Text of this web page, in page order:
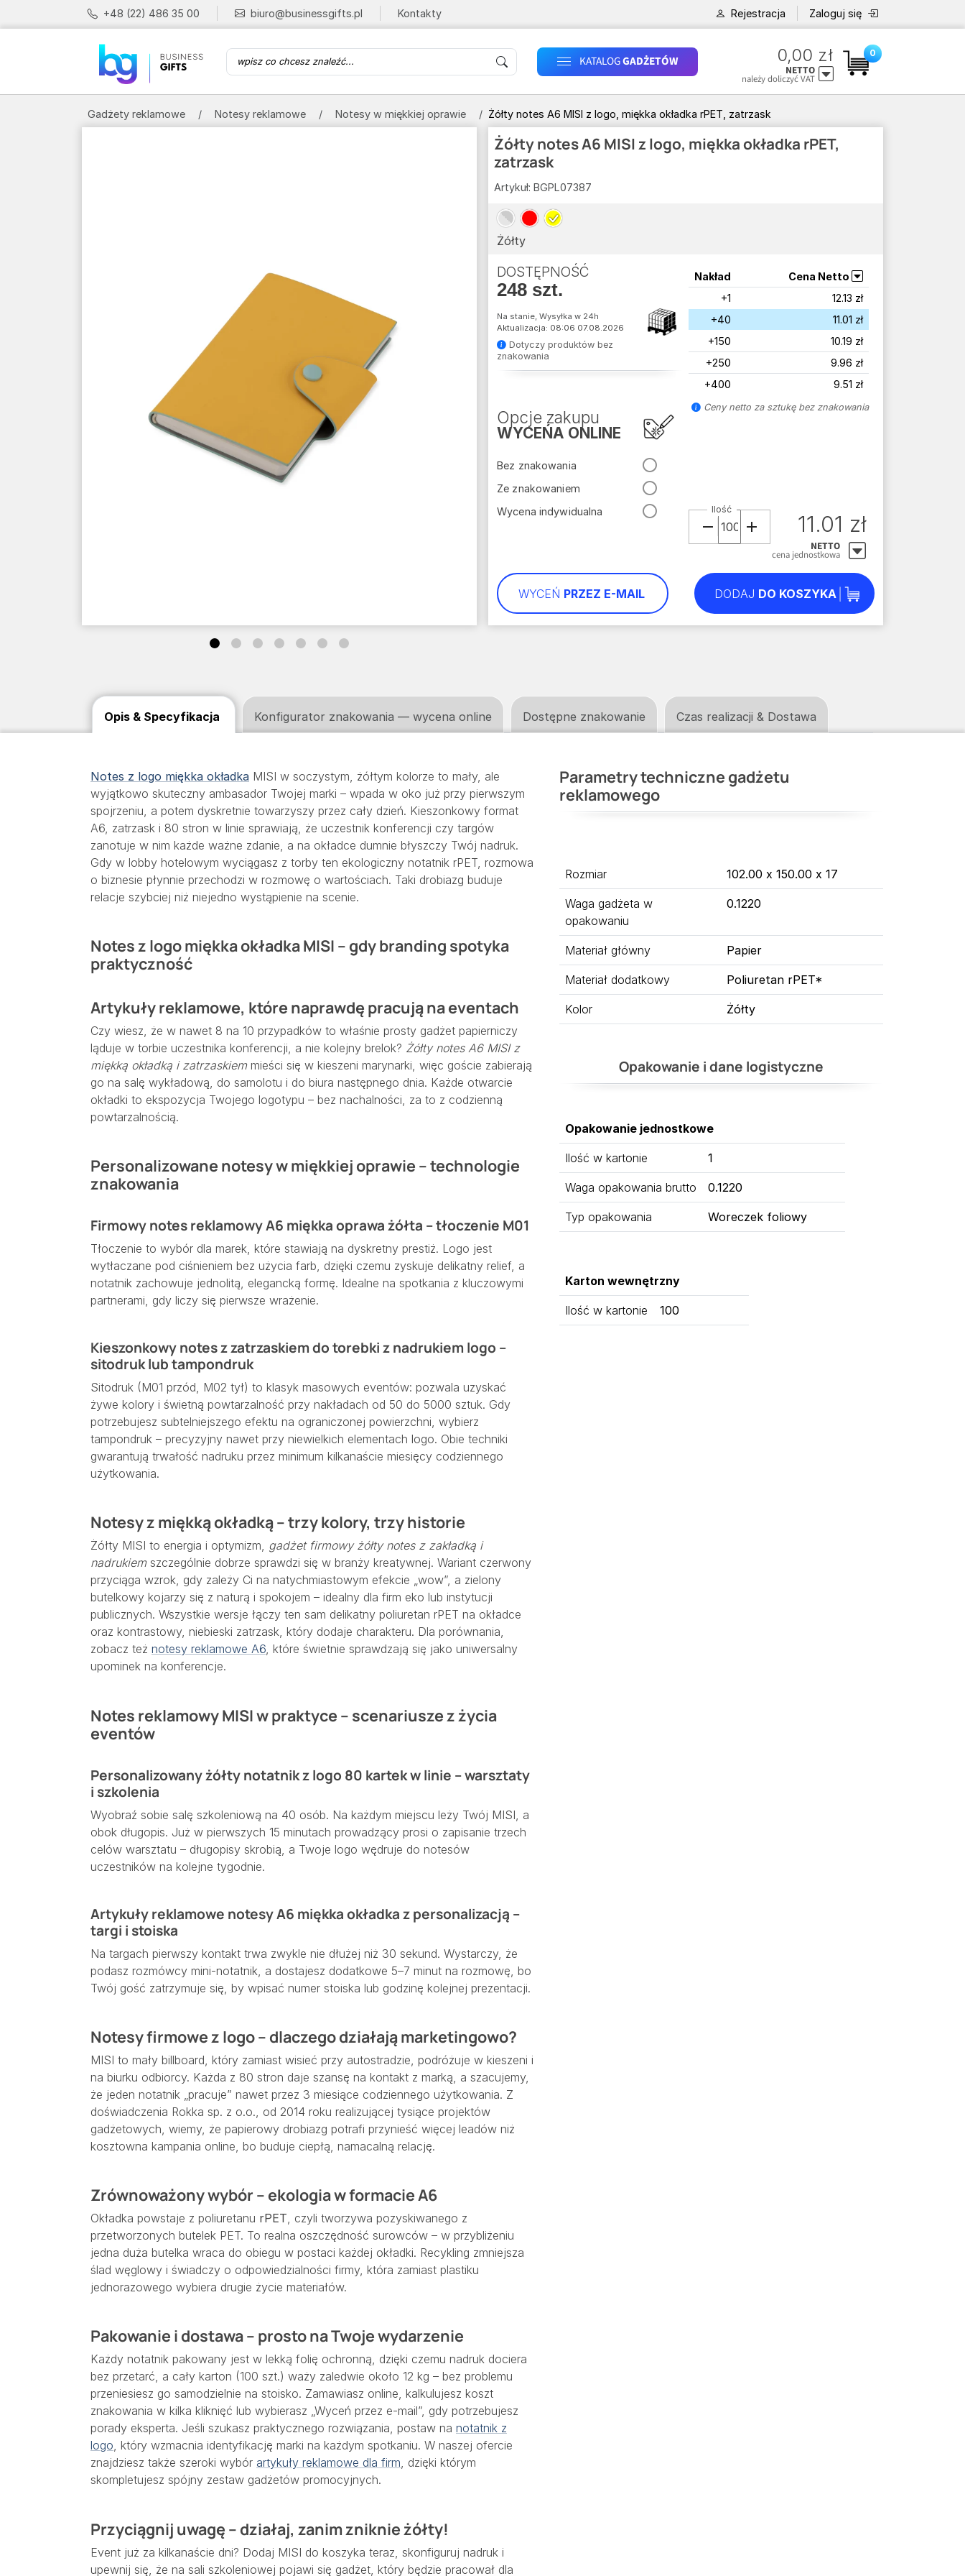
+48 (22) 486 35 00 biuro@businessgifts.pl Kontakty Rejestracja Zaloguj się
KATALOGGADŻETÓW 0,00 zł
NETTO
należy doliczyć VAT
0
Gadżety reklamowe Notesy reklamowe Notesy w miękkiej oprawie Żółty notes A6 MISI z logo, miękka okładka rPET, zatrzask
Żółty notes A6 MISI z logo, miękka okładka rPET,
zatrzask
Notes z logo miękka okładka MISI w soczystym, żółtym kolorze to mały, ale
wyjątkowo skuteczny ambasador Twojej marki – wpada w oko już przy pierwszym
spojrzeniu, a potem dyskretnie towarzyszy przez cały dzień. Kieszonkowy format
A6, zatrzask i 80 stron w linie sprawiają, że uczestnik konferencji czy targów
zanotuje w nim każde ważne zdanie, a na okładce dumnie błyszczy Twój nadruk.
Gdy w lobby hotelowym wyciągasz z torby ten ekologiczny notatnik rPET, rozmowa
o biznesie płynnie przechodzi w rozmowę o wartościach. Taki drobiazg buduje
relacje szybciej niż niejedno wystąpienie na scenie.
Notes z logo miękka okładka MISI – gdy branding spotyka
praktyczność
Artykuły reklamowe, które naprawdę pracują na eventach
Czy wiesz, że w nawet 8 na 10 przypadków to właśnie prosty gadżet papierniczy
ląduje w torbie uczestnika konferencji, a nie kolejny brelok? Żółty notes A6 MISI z
miękką okładką i zatrzaskiemmieści się w kieszeni marynarki, więc goście zabierają
go na salę wykładową, do samolotu i do biura następnego dnia. Każde otwarcie
okładki to ekspozycja Twojego logotypu – bez nachalności, za to z codzienną
powtarzalnością.
Personalizowane notesy w miękkiej oprawie – technologie
znakowania
Firmowy notes reklamowy A6 miękka oprawa żółta – tłoczenie M01
Tłoczenie to wybór dla marek, które stawiają na dyskretny prestiż. Logo jest
wytłaczane pod ciśnieniem bez użycia farb, dzięki czemu zyskuje delikatny relief, a
notatnik zachowuje jednolitą, elegancką formę. Idealne na spotkania z kluczowymi
partnerami, gdy liczy się pierwsze wrażenie.
Kieszonkowy notes z zatrzaskiem do torebki z nadrukiem logo –
sitodruk lub tampondruk
Sitodruk (M01 przód, M02 tył) to klasyk masowych eventów: pozwala uzyskać
żywe kolory i świetną powtarzalność przy nakładach od 50 do 5000 sztuk. Gdy
potrzebujesz subtelniejszego efektu na ograniczonej powierzchni, wybierz
tampondruk – precyzyjny nawet przy niewielkich elementach logo. Obie techniki
gwarantują trwałość nadruku przez minimum kilkanaście miesięcy codziennego
użytkowania.
Notesy z miękką okładką – trzy kolory, trzy historie
Żółty MISI to energia i optymizm, gadżet firmowy żółty notes z zakładką i
nadrukiemszczególnie dobrze sprawdzi się w branży kreatywnej. Wariant czerwony
przyciąga wzrok, gdy zależy Ci na natychmiastowym efekcie „wow”, a zielony
butelkowy kojarzy się z naturą i spokojem – idealny dla firm eko lub instytucji
publicznych. Wszystkie wersje łączy ten sam delikatny poliuretan rPET na okładce
oraz kontrastowy, niebieski zatrzask, który dodaje charakteru. Dla porównania,
zobacz też notesy reklamowe A6, które świetnie sprawdzają się jako uniwersalny
upominek na konferencje.
Notes reklamowy MISI w praktyce – scenariusze z życia
eventów
Personalizowany żółty notatnik z logo 80 kartek w linie – warsztaty
i szkolenia
Wyobraź sobie salę szkoleniową na 40 osób. Na każdym miejscu leży Twój MISI, a
obok długopis. Już w pierwszych 15 minutach prowadzący prosi o zapisanie trzech
celów warsztatu – długopisy skrobią, a Twoje logo wędruje do notesów
uczestników na kolejne tygodnie.
Artykuły reklamowe notesy A6 miękka okładka z personalizacją –
targi i stoiska
Na targach pierwszy kontakt trwa zwykle nie dłużej niż 30 sekund. Wystarczy, że
podasz rozmówcy mini-notatnik, a dostajesz dodatkowe 5–7 minut na rozmowę, bo
Twój gość zatrzymuje się, by wpisać numer stoiska lub godzinę kolejnej prezentacji.
Notesy firmowe z logo – dlaczego działają marketingowo?
MISI to mały billboard, który zamiast wisieć przy autostradzie, podróżuje w kieszeni i
na biurku odbiorcy. Każda z 80 stron daje szansę na kontakt z marką, a szacujemy,
że jeden notatnik „pracuje” nawet przez 3 miesiące codziennego użytkowania. Z
doświadczenia Rokka sp. z o.o., od 2014 roku realizującej tysiące projektów
gadżetowych, wiemy, że papierowy drobiazg potrafi przynieść więcej leadów niż
kosztowna kampania online, bo buduje ciepłą, namacalną relację.
Zrównoważony wybór – ekologia w formacie A6
Okładka powstaje z poliuretanu rPET, czyli tworzywa pozyskiwanego z
przetworzonych butelek PET. To realna oszczędność surowców – w przybliżeniu
jedna duża butelka wraca do obiegu w postaci każdej okładki. Recykling zmniejsza
ślad węglowy i świadczy o odpowiedzialności firmy, która zamiast plastiku
jednorazowego wybiera drugie życie materiałów.
Pakowanie i dostawa – prosto na Twoje wydarzenie
Każdy notatnik pakowany jest w lekką folię ochronną, dzięki czemu nadruk dociera
bez przetarć, a cały karton (100 szt.) waży zaledwie około 12 kg – bez problemu
przeniesiesz go samodzielnie na stoisko. Zamawiasz online, kalkulujesz koszt
znakowania w kilka kliknięć lub wybierasz „Wyceń przez e-mail”, gdy potrzebujesz
porady eksperta. Jeśli szukasz praktycznego rozwiązania, postaw na notatnik z
logo, który wzmacnia identyfikację marki na każdym spotkaniu. W naszej ofercie
znajdziesz także szeroki wybór artykuły reklamowe dla firm, dzięki którym
skompletujesz spójny zestaw gadżetów promocyjnych.
Przyciągnij uwagę – działaj, zanim zniknie żółty!
Event już za kilkanaście dni? Dodaj MISI do koszyka teraz, skonfiguruj nadruk i
upewnij się, że na sali szkoleniowej pojawi się gadżet, który będzie pracował dla
Parametry techniczne gadżetu
reklamowego
Rozmiar 102.00 x 150.00 x 17
Waga gadżeta w
opakowaniu
0.1220
Materiał główny Papier
Materiał dodatkowy Poliuretan rPET*
Kolor Żółty
Opakowanie i dane logistyczne
Opakowanie jednostkowe
Ilość w kartonie 1
Waga opakowania brutto 0.1220
Typ opakowania Woreczek foliowy
Karton wewnętrzny
Ilość w kartonie 100
Opis & Specyfikacja Konfigurator znakowania — wycena online Dostępne znakowanie Czas realizacji & Dostawa
Artykuł: BGPL07387
Żółty
DOSTĘPNOŚĆ
248 szt.
Na stanie, Wysyłka w 24h
Aktualizacja: 08:06 07.08.2026
Dotyczy produktów bez
znakowania
Opcje zakupu
WYCEŃA ONLINE
Bez znakowania
Ze znakowaniem
Wycena indywidualna
Nakład
Cena Netto
+1
12.13 zł
+40
11.01 zł
+150
10.19 zł
+250
9.96 zł
+400
9.51 zł
Ceny netto za sztukę bez znakowania
Ilość
11.01 zł
NETTO
cena jednostkowa
WYCEŃ PRZEZ E-MAIL DODAJ DO KOSZYKA